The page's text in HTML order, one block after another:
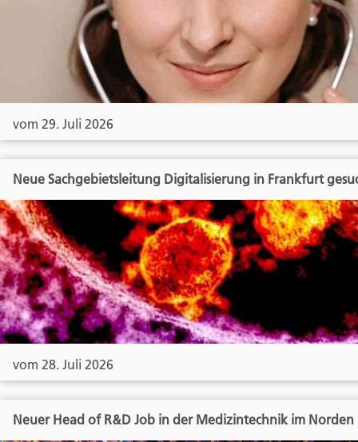
vom 29. Juli 2026
Neue Sachgebietsleitung Digitalisierung in Frankfurt
vom 28. Juli 2026
Neuer Head of R&D Job in der Medizintechnik im Norden